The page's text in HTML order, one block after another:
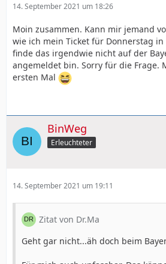
14. September 2021 um 18:26
Moin zusammen. Kann mir jemand
wie ich mein Ticket für Donnerstag in
finde das irgendwie nicht auf der
angemeldet bin. Sorry für die Frage.
ersten Mal
BinWeg
Erleuchteter
14. September 2021 um 19:11
Zitat von Dr.Ma
Geht gar nicht...äh doch beim